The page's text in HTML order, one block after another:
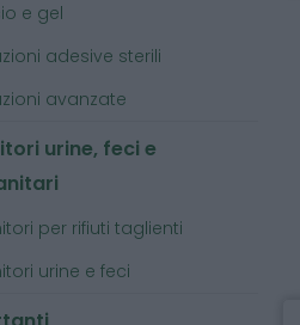
e gel
adesive sterili
avanzate
urine, feci e
per rifiuti taglienti
urine e feci